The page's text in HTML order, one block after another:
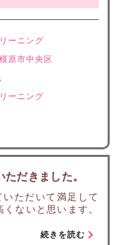
ーニング
原市中央区
ーニング
だきました。
ただいて満足して
ないと思います。
続きを読む